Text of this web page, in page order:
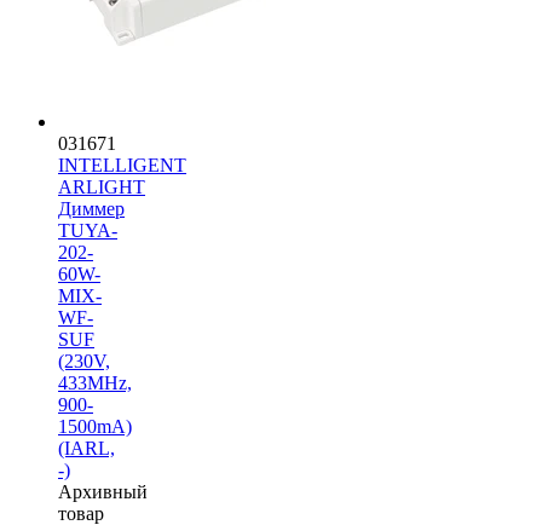
031671
INTELLIGENT
ARLIGHT
Диммер
TUYA-
202-
60W-
MIX-
WF-
SUF
(230V,
433MHz,
900-
1500mA)
(IARL,
-)
Архивный
товар